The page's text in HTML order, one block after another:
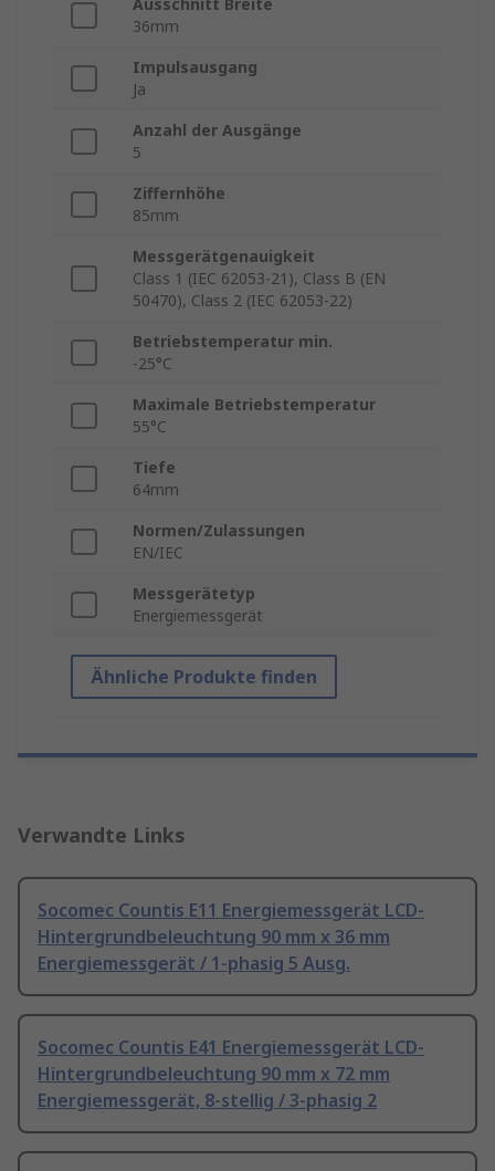
Ausschnitt Breite
36mm
Impulsausgang
Ja
Anzahl der Ausgänge
5
Ziffernhöhe
85mm
Messgerätgenauigkeit
Class 1 (IEC 62053-21), Class B (EN
50470), Class 2 (IEC 62053-22)
Betriebstemperatur min.
-25°C
Maximale Betriebstemperatur
55°C
Tiefe
64mm
Normen/Zulassungen
EN/IEC
Messgerätetyp
Energiemessgerät
Ähnliche Produkte finden
Verwandte Links
Socomec Countis E11 Energiemessgerät LCD-
Hintergrundbeleuchtung 90 mm x 36 mm
Energiemessgerät / 1-phasig 5 Ausg.
Socomec Countis E41 Energiemessgerät LCD-
Hintergrundbeleuchtung 90 mm x 72 mm
Energiemessgerät, 8-stellig / 3-phasig 2